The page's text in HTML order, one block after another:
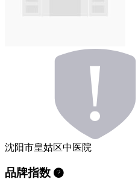
沈阳市皇姑区中医院
品牌指数